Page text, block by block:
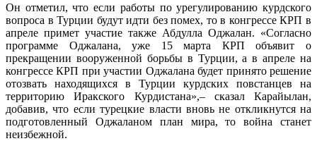
Он отметил, что если работы по урегулированию курдского
вопроса в Турции будут идти без помех, то в конгрессе КРП в
апреле примет участие также Абдулла Оджалан. «Согласно
программе Оджалана, уже 15 марта КРП объявит о
прекращении вооруженной борьбы в Турции, а в апреле на
конгрессе КРП при участии Оджалана будет принято решение
отозвать находящихся в Турции курдских повстанцев на
территорию Иракского Курдистана»,– сказал Карайылан,
добавив, что если турецкие власти вновь не откликнутся на
подготовленный Оджаланом план мира, то война станет
неизбежной.